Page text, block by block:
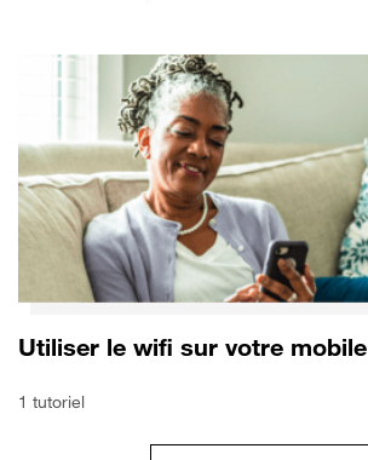
Utiliser le wifi sur votre mobile
1 tutoriel